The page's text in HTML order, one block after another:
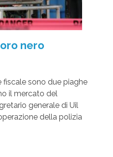
nero
fiscale sono due piaghe
il mercato del
generale di Uil
della polizia